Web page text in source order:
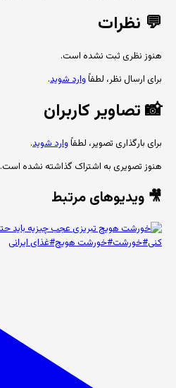
💬 نظرات
هنوز نظری ثبت نشده است.
برای ارسال نظر، لطفاًوارد شوید.
📸تصاویر کاربران
برای بارگذاری تصویر، لطفاًوارد شوید.
هنوز تصویری به اشتراک گذاشته نشده است.
🎥 ویدیوهای مرتبط